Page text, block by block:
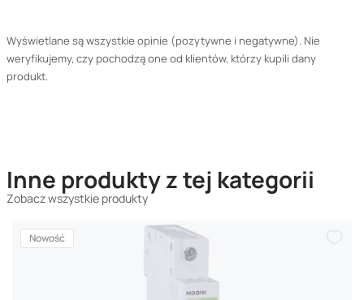
Wyświetlane są wszystkie opinie (pozytywne i negatywne). Nie
weryfikujemy, czy pochodzą one od klientów, którzy kupili dany
produkt.
Inne produkty z tej kategorii
Zobacz wszystkie produkty
Nowość